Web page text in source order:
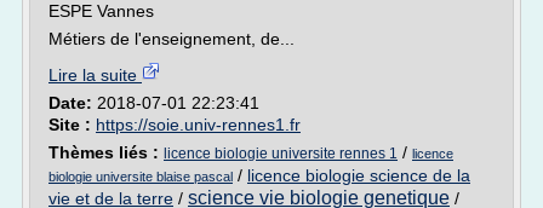
ESPE Vannes
Métiers de l'enseignement, de...
Lire la suite
Date: 2018-07-01 22:23:41
Site : https://soie.univ-rennes1.fr
Thèmes liés : licence biologie universite rennes 1 / licence
biologie universite blaise pascal / licence biologie science de la
vie et de la terre / science vie biologie genetique /